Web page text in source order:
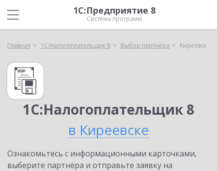
1С:Предприятие 8
Система программ
Главная 1С:Налогоплательщик 8 Выбор партнёра Киреевск
1С:Налогоплательщик 8
в Киреевске
Ознакомьтесь с информационными карточками,
выберите партнёра и отправьте заявку на